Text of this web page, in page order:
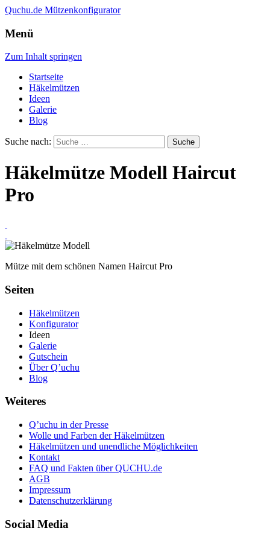
Quchu.de Mützenkonfigurator
Menü
Zum Inhalt springen
Startseite
Häkelmützen
Ideen
Galerie
Blog
Suche nach:
Häkelmütze Modell Haircut
Pro
Mütze mit dem schönen Namen Haircut Pro
Seiten
Häkelmützen
Konfigurator
Ideen
Galerie
Gutschein
Über Q’uchu
Blog
Weiteres
Q’uchu in der Presse
Wolle und Farben der Häkelmützen
Häkelmützen und unendliche Möglichkeiten
Kontakt
FAQ und Fakten über QUCHU.de
AGB
Impressum
Datenschutzerklärung
Social Media